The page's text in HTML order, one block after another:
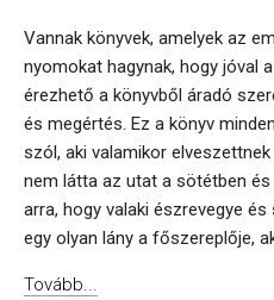
Vannak könyvek, amelyek az
nyomokat hagynak, hogy jóval
érezhető a könyvből áradó
és megértés. Ez a könyv
szól, aki valamikor
nem látta az utat a sötétben
arra, hogy valaki észrevegye
egy olyan lány a főszereplője,
Tovább...